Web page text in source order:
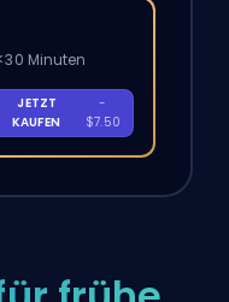
Minuten
JETZT
KAUFEN
-
$7.50